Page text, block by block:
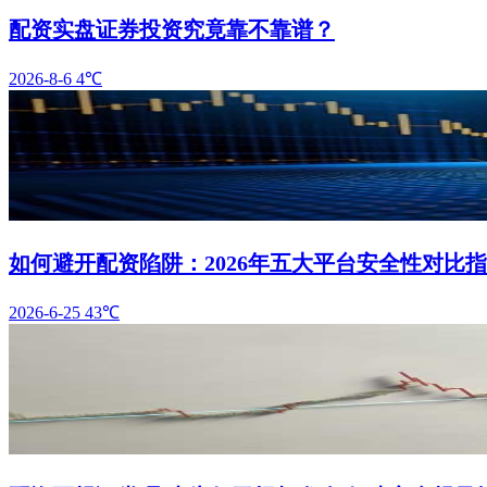
配资实盘证券投资究竟靠不靠谱？
2026-8-6 4℃
如何避开配资陷阱：2026年五大平台安全性对比
2026-6-25 43℃